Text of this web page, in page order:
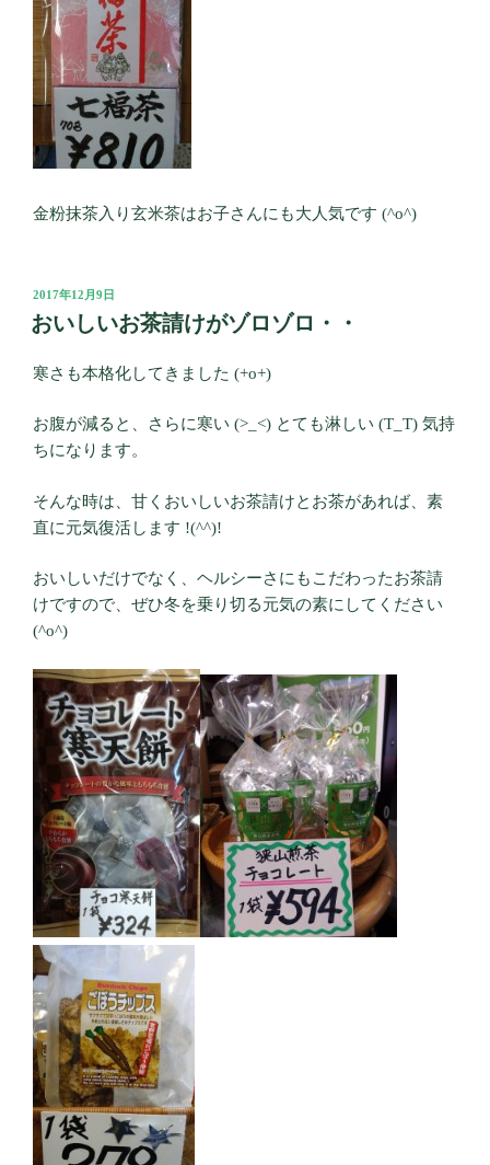
金粉抹茶入り玄米茶はお子さんにも大人気です (^o^)
投
稿
日:
2017年12月9日
おいしいお茶請けがゾロゾロ・・
寒さも本格化してきました (+o+)
お腹が減ると、さらに寒い (>_<) とても淋しい (T_T) 気持
ちになります。
そんな時は、甘くおいしいお茶請けとお茶があれば、素
直に元気復活します !(^^)!
おいしいだけでなく、ヘルシーさにもこだわったお茶請
けですので、ぜひ冬を乗り切る元気の素にしてください
(^o^)